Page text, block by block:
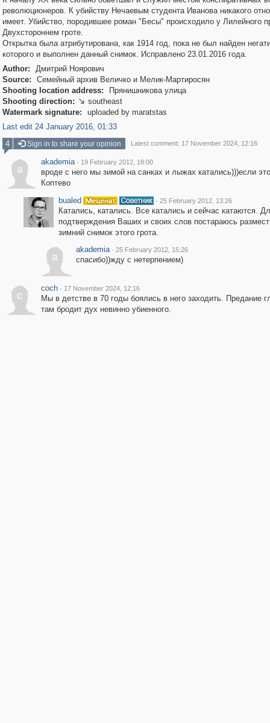
революционеров. К убийству Нечаевым студента Иванова никакого
имеет. Убийство, породившее роман "Бесы" происходило у Лилейного
Двухстороннем гроте.
Открытка была атрибутирована, как 1914 год, пока не был найден
которого и выполнен данный снимок. Исправлено 23.01.2016 года.
Author:
Дмитрий Ноярович
Source:
Семейный архив Величко и Мелик-Мартиросян
Shooting location address:
Прянишникова улица
Shooting direction:  southeast
Watermark signature:
uploaded by maratstas
Last edit 24 January 2016, 01:33
4
Sign in to share your opinion Latest comment: 17 November 2024, 12:16
a
akademia · 19 February 2012, 18:00
вроде с него мы зимой на санках и лыжах катались)))если
Коптево
bualed
· 25 February 2012, 13:26
Катались, катались. Все катались и сейчас катаются.
подтверждения Ваших и своих слов постараюсь
зимний снимок этого грота.
a
akademia · 25 February 2012, 15:26
спасибо))жду с нетерпением)
c
coch · 17 November 2024, 12:16
Мы в детстве в 70 годы боялись в него заходить. Предание
там бродит дух невинно убиенного.